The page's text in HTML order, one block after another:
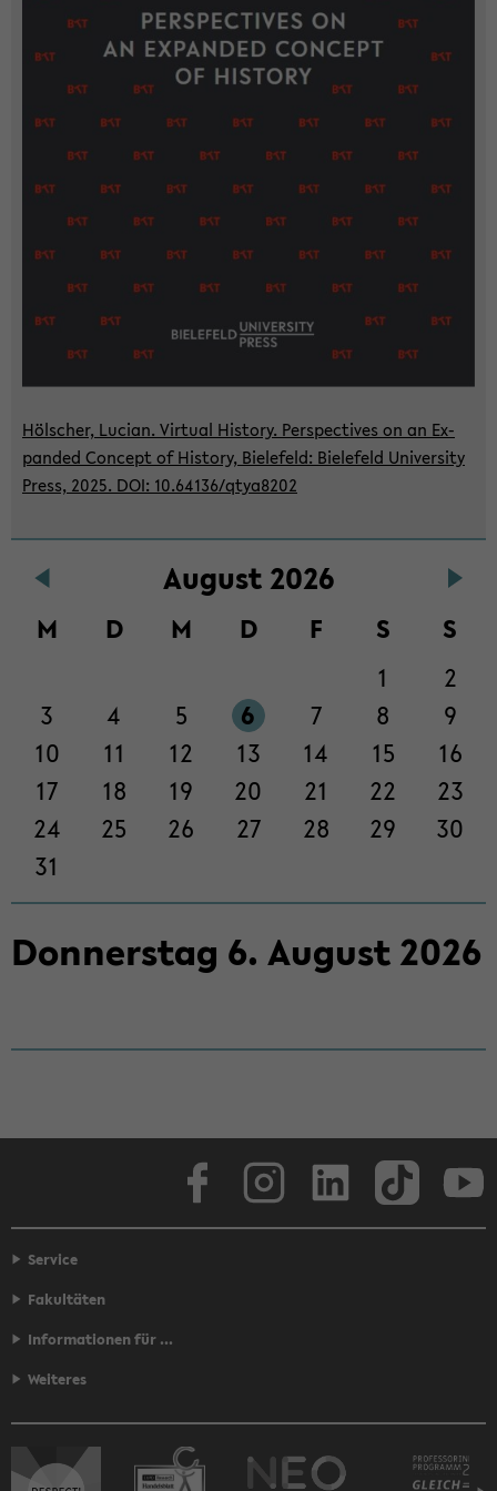
Höl­scher, Lu­ci­an. Vir­tu­al His­to­ry. Per­spec­ti­ves on an Ex­
pan­ded Con­cept of His­to­ry, Bie­le­feld: Bie­le­feld Uni­ver­si­ty
Press, 2025. DOI: 10.64136/qtya8202
Au­gust 2026
M D M D F S
S
1
2
3
4 5 6 7 8
9
10
11 12 13 14 15
16
17
18 19 20 21 22
23
24
25 26 27 28 29
30
31
Don­ners­tag 6. Au­gust2026
Face­book
Service
Fakultäten
Informationen für ...
Weiteres